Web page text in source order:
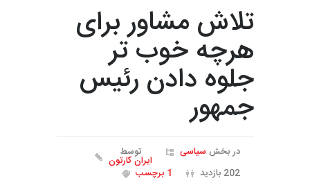
تلاش مشاور برای
هرچه خوب تر
جلوه دادن رئیس
جمهور
در بخش سیاسی توسط
ایران کارتون
202 بازدید
1 برچسب